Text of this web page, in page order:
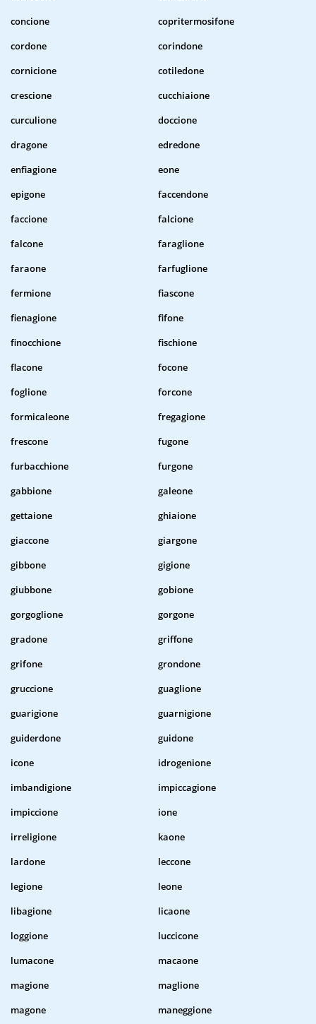
concione
copritermosifone
cordone
corindone
cornicione
cotiledone
crescione
cucchiaione
curculione
doccione
dragone
edredone
enfiagione
eone
epigone
faccendone
faccione
falcione
falcone
faraglione
faraone
farfuglione
fermione
fiascone
fienagione
fifone
finocchione
fischione
flacone
focone
foglione
forcone
formicaleone
fregagione
frescone
fugone
furbacchione
furgone
gabbione
galeone
gettaione
ghiaione
giaccone
giargone
gibbone
gigione
giubbone
gobione
gorgoglione
gorgone
gradone
griffone
grifone
grondone
gruccione
guaglione
guarigione
guarnigione
guiderdone
guidone
icone
idrogenione
imbandigione
impiccagione
impiccione
ione
irreligione
kaone
lardone
leccone
legione
leone
libagione
licaone
loggione
luccicone
lumacone
macaone
magione
maglione
magone
maneggione